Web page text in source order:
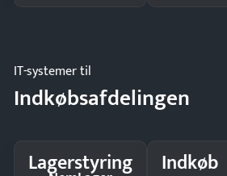
IT-systemer til
Indkøbsafdelingen
Lagerstyring Indkøb